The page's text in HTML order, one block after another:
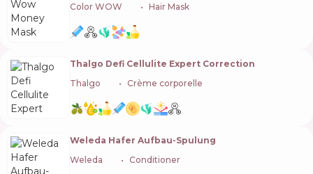
Color WOW
Hair Mask
Thalgo Defi Cellulite Expert Correction
Thalgo
Crème corporelle
Weleda Hafer Aufbau-Spulung
Weleda
Conditioner